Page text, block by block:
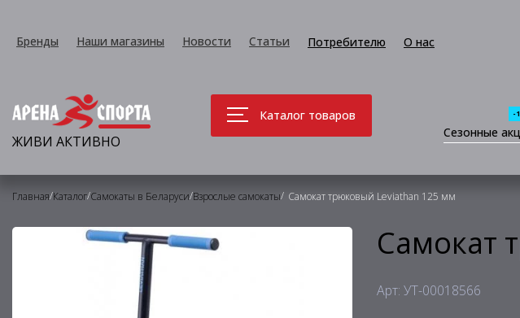
Бренды Наши магазины Новости Статьи Потребителю О нас
ЖИВИ АКТИВНО
Каталог товаров
Сезонные
-
Главная/Каталог/Самокаты в Беларуси/Взрослые самокаты/ Самокат трюковый Leviathan 125 мм
Самокат
Арт: УТ-00018566